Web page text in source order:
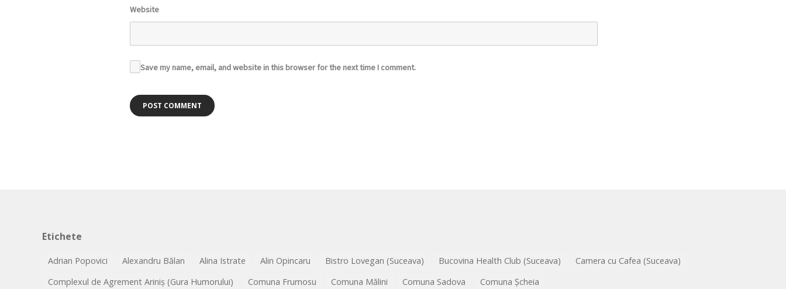
Website
Save my name, email, and website in this browser for the next time I comment.
Etichete
Adrian Popovici Alexandru Bălan Alina Istrate Alin Opincaru Bistro Lovegan (Suceava) Bucovina Health Club (Suceava)
Camera cu Cafea (Suceava)
Complexul de Agrement Ariniș (Gura Humorului)
Comuna Frumosu Comuna Mălini Comuna Sadova
Comuna Șcheia